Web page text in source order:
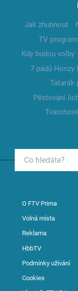
Jak zhubnout
TV program
Kdy budou volby
7 pádů Honzy
Tatarák
Pěstování
O FTV Prima
Volná místa
Reklama
HbbTV
Podmínky užívání
Cookies